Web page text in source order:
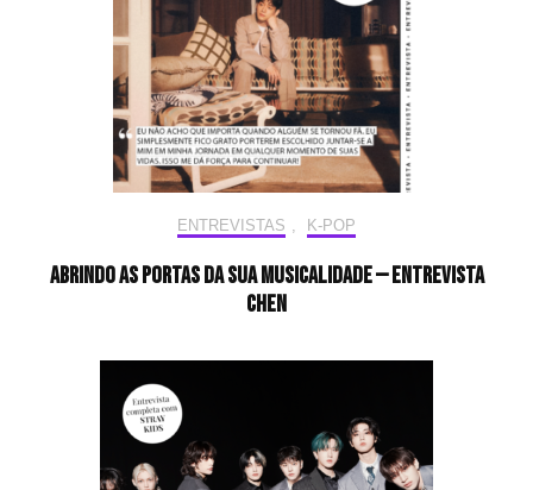
ENTREVISTAS K-POP
Abrindo as portas da sua musicalidade — Entrevista
CHEN